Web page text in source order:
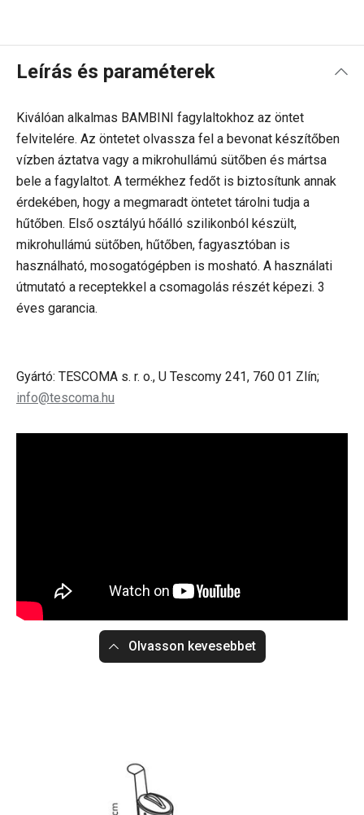
Leírás és paraméterek
Kiválóan alkalmas BAMBINI fagylaltokhoz az öntet
felvitelére. Az öntetet olvassza fel a bevonat készítőben
vízben áztatva vagy a mikrohullámú sütőben és mártsa
bele a fagylaltot. A termékhez fedőt is biztosítunk annak
érdekében, hogy a megmaradt öntetet tárolni tudja a
hűtőben. Első osztályú hőálló szilikonból készült,
mikrohullámú sütőben, hűtőben, fagyasztóban is
használható, mosogatógépben is mosható. A használati
útmutató a receptekkel a csomagolás részét képezi. 3
éves garancia.
Gyártó: TESCOMA s. r. o., U Tescomy 241, 760 01 Zlín;
info@tescoma.hu
Olvasson kevesebbet